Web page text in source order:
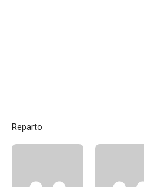
Reparto